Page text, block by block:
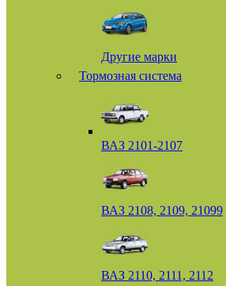
Другие марки
Тормозная система
ВАЗ 2101-2107
ВАЗ 2108, 2109, 21099
ВАЗ 2110, 2111, 2112